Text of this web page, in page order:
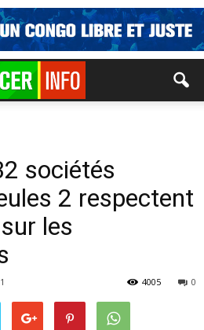
sociétés
2 respectent
les
0
4005